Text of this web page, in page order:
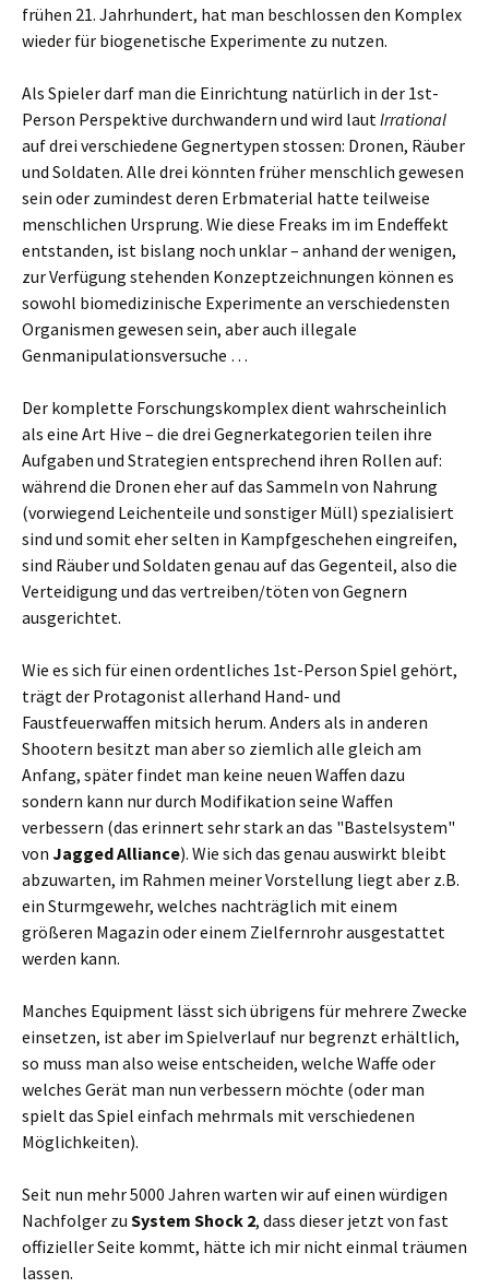
frühen 21. Jahrhundert, hat man beschlossen den Komplex
wieder für biogenetische Experimente zu nutzen.
Als Spieler darf man die Einrichtung natürlich in der 1st-
Person Perspektive durchwandern und wird lautIrrational
auf drei verschiedene Gegnertypen stossen: Dronen, Räuber
und Soldaten. Alle drei könnten früher menschlich gewesen
sein oder zumindest deren Erbmaterial hatte teilweise
menschlichen Ursprung. Wie diese Freaks im im Endeffekt
entstanden, ist bislang noch unklar – anhand der wenigen,
zur Verfügung stehenden Konzeptzeichnungen können es
sowohl biomedizinische Experimente an verschiedensten
Organismen gewesen sein, aber auch illegale
Genmanipulationsversuche …
Der komplette Forschungskomplex dient wahrscheinlich
als eine Art Hive – die drei Gegnerkategorien teilen ihre
Aufgaben und Strategien entsprechend ihren Rollen auf:
während die Dronen eher auf das Sammeln von Nahrung
(vorwiegend Leichenteile und sonstiger Müll) spezialisiert
sind und somit eher selten in Kampfgeschehen eingreifen,
sind Räuber und Soldaten genau auf das Gegenteil, also die
Verteidigung und das vertreiben/töten von Gegnern
ausgerichtet.
Wie es sich für einen ordentliches 1st-Person Spiel gehört,
trägt der Protagonist allerhand Hand- und
Faustfeuerwaffen mitsich herum. Anders als in anderen
Shootern besitzt man aber so ziemlich alle gleich am
Anfang, später findet man keine neuen Waffen dazu
sondern kann nur durch Modifikation seine Waffen
verbessern (das erinnert sehr stark an das "Bastelsystem"
von Jagged Alliance). Wie sich das genau auswirkt bleibt
abzuwarten, im Rahmen meiner Vorstellung liegt aber z.B.
ein Sturmgewehr, welches nachträglich mit einem
größeren Magazin oder einem Zielfernrohr ausgestattet
werden kann.
Manches Equipment lässt sich übrigens für mehrere Zwecke
einsetzen, ist aber im Spielverlauf nur begrenzt erhältlich,
so muss man also weise entscheiden, welche Waffe oder
welches Gerät man nun verbessern möchte (oder man
spielt das Spiel einfach mehrmals mit verschiedenen
Möglichkeiten).
Seit nun mehr 5000 Jahren warten wir auf einen würdigen
Nachfolger zu System Shock 2, dass dieser jetzt von fast
offizieller Seite kommt, hätte ich mir nicht einmal träumen
lassen.